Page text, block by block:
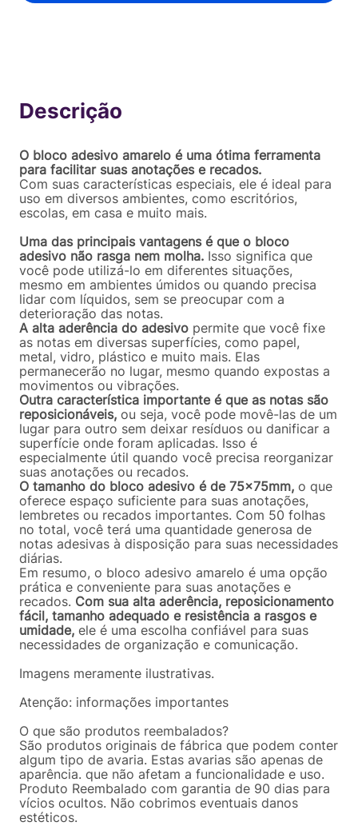
O bloco adesivo amarelo é uma ótima ferramenta
para facilitar suas anotações e recados.
Com suas características especiais, ele é ideal para
uso em diversos ambientes, como escritórios,
escolas, em casa e muito mais.
Uma das principais vantagens é que o bloco
adesivo não rasga nem molha. Isso significa que
você pode utilizá-lo em diferentes situações,
mesmo em ambientes úmidos ou quando precisa
lidar com líquidos, sem se preocupar com a
deterioração das notas.
A alta aderência do adesivo permite que você fixe
as notas em diversas superfícies, como papel,
metal, vidro, plástico e muito mais. Elas
permanecerão no lugar, mesmo quando expostas a
movimentos ou vibrações.
Outra característica importante é que as notas são
reposicionáveis, ou seja, você pode movê-las de um
lugar para outro sem deixar resíduos ou danificar a
superfície onde foram aplicadas. Isso é
especialmente útil quando você precisa reorganizar
suas anotações ou recados.
O tamanho do bloco adesivo é de 75x75mm, o que
oferece espaço suficiente para suas anotações,
lembretes ou recados importantes. Com 50 folhas
no total, você terá uma quantidade generosa de
notas adesivas à disposição para suas necessidades
diárias.
Em resumo, o bloco adesivo amarelo é uma opção
prática e conveniente para suas anotações e
recados. Com sua alta aderência, reposicionamento
fácil, tamanho adequado e resistência a rasgos e
umidade, ele é uma escolha confiável para suas
necessidades de organização e comunicação.
Imagens meramente ilustrativas.
Atenção: informações importantes
O que são produtos reembalados?
São produtos originais de fábrica que podem conter
algum tipo de avaria. Estas avarias são apenas de
aparência. que não afetam a funcionalidade e uso.
Produto Reembalado com garantia de 90 dias para
vícios ocultos. Não cobrimos eventuais danos
estéticos.